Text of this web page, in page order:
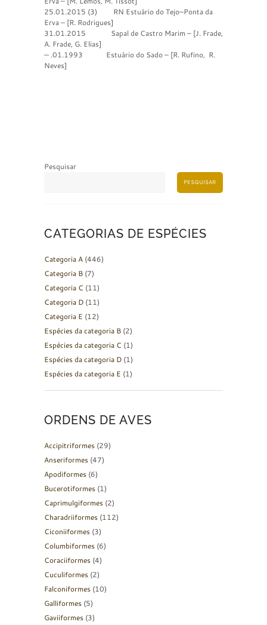
25.01.2015 (3) RN Estuário do Tejo–Ponta da
Erva – [R. Rodrigues]
31.01.2015 Sapal de Castro Marim – [J. Frade,
A. Frade, G. Elias]
— .01.1993 Estuário do Sado – [R. Rufino, R.
Neves]
Pesquisar
PESQUISAR
CATEGORIAS DE ESPÉCIES
Categoria A (446)
Categoria B (7)
Categoria C (11)
Categoria D (11)
Categoria E (12)
Espécies da categoria B (2)
Espécies da categoria C (1)
Espécies da categoria D (1)
Espécies da categoria E (1)
ORDENS DE AVES
Accipitriformes (29)
Anseriformes (47)
Apodiformes (6)
Bucerotiformes (1)
Caprimulgiformes (2)
Charadriiformes (112)
Ciconiiformes (3)
Columbiformes (6)
Coraciiformes (4)
Cuculiformes (2)
Falconiformes (10)
Galliformes (5)
Gaviiformes (3)